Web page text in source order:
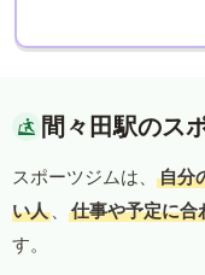
間々田駅のス
スポーツジムは、
自分
い人 、 仕事や予定に合
す。